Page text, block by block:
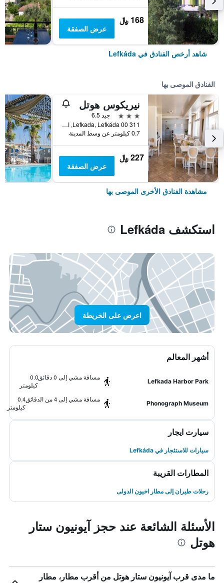
168 ﷼
عرض الصفقة
شاهد أرخص الفنادق في Lefkáda
الفنادق الموصى بها
نيريكوس هوتل
3 نجوم
جيد 6.5
311 00 Lefkada, Lefkáda, اليونان
0.7 كيلومتر عن وسط المدينة
227 ﷼
عرض الصفقة
مشاهدة الفنادق الأخرى الموصى بها
استكشف Lefkáda
اعرض على الخريطة
أشهر المعالم
Lefkada Harbor Park
مسافة مشي إلى 0 دقائق
0.0
كيلومتر
Phonograph Museum
مسافة مشي إلى 4 من الدقائق
0.4
كيلومتر
سيارت ايجار
سيارات للاستئجار في Lefkáda
المطارات القريبة
رحلات طيران إلى مطار اخيون الدولى
الأسئلة الشائعة عند حجز آيونيون ستار
هوتل
ما مدى قرب آيونيون ستار هوتل من أقرب مطار، مطار